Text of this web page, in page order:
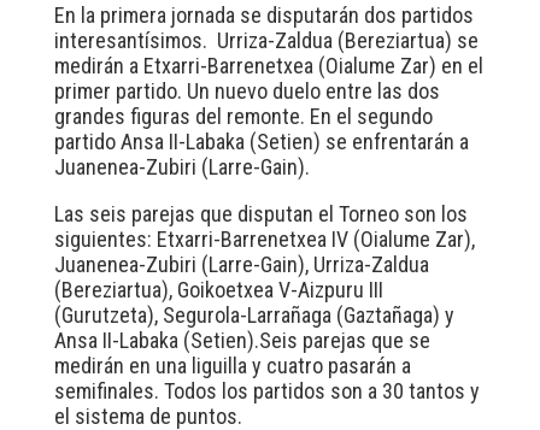
En la primera jornada se disputarán dos partidos
interesantísimos. Urriza-Zaldua (Bereziartua) se
medirán a Etxarri-Barrenetxea (Oialume Zar) en el
primer partido. Un nuevo duelo entre las dos
grandes figuras del remonte. En el segundo
partido Ansa II-Labaka (Setien) se enfrentarán a
Juanenea-Zubiri (Larre-Gain).
Las seis parejas que disputan el Torneo son los
siguientes: Etxarri-Barrenetxea IV (Oialume Zar),
Juanenea-Zubiri (Larre-Gain), Urriza-Zaldua
(Bereziartua), Goikoetxea V-Aizpuru III
(Gurutzeta), Segurola-Larrañaga (Gaztañaga) y
Ansa II-Labaka (Setien).Seis parejas que se
medirán en una liguilla y cuatro pasarán a
semifinales. Todos los partidos son a 30 tantos y
el sistema de puntos.